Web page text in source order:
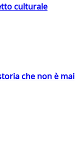
culturale
che non è mai